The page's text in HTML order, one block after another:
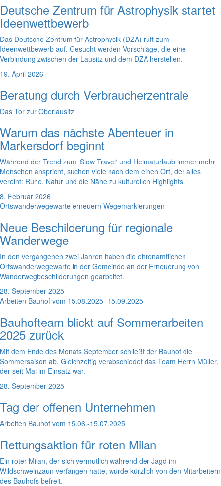
Deutsche Zentrum für Astrophysik startet
Ideenwettbewerb
Das Deutsche Zentrum für Astrophysik (DZA) ruft zum
Ideenwettbewerb auf. Gesucht werden Vorschläge, die eine
Verbindung zwischen der Lausitz und dem DZA herstellen.
19. April 2026
Beratung durch Verbraucherzentrale
Das Tor zur Oberlausitz
Warum das nächste Abenteuer in
Markersdorf beginnt
Während der Trend zum ‚Slow Travel‘ und Heimaturlaub immer mehr
Menschen anspricht, suchen viele nach dem einen Ort, der alles
vereint: Ruhe, Natur und die Nähe zu kulturellen Highlights.
8. Februar 2026
Ortswanderwegewarte erneuern Wegemarkierungen
Neue Beschilderung für regionale
Wanderwege
In den vergangenen zwei Jahren haben die ehrenamtlichen
Ortswanderwegewarte in der Gemeinde an der Erneuerung von
Wanderwegbeschilderungen gearbeitet.
28. September 2025
Arbeiten Bauhof vom 15.08.2025 -15.09.2025
Bauhofteam blickt auf Sommerarbeiten
2025 zurück
Mit dem Ende des Monats September schließt der Bauhof die
Sommersaison ab. Gleichzeitig verabschiedet das Team Herrn Müller,
der seit Mai im Einsatz war.
28. September 2025
Tag der offenen Unternehmen
Arbeiten Bauhof vom 15.06.-15.07.2025
Rettungsaktion für roten Milan
Ein roter Milan, der sich vermutlich während der Jagd im
Wildschweinzaun verfangen hatte, wurde kürzlich von den Mitarbeitern
des Bauhofs befreit.